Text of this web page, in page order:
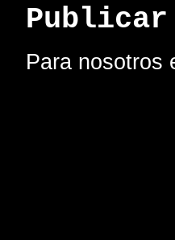
Publicar
Para nosotros